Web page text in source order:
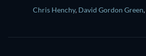
Chris Henchy, David Gordon Green,